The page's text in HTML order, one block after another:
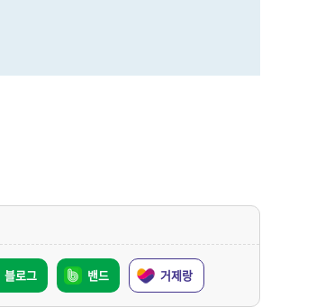
블로그 밴드 거제랑